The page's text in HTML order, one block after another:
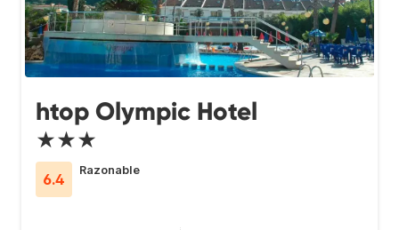
htop Olympic Hotel
★★★
6.4
Razonable